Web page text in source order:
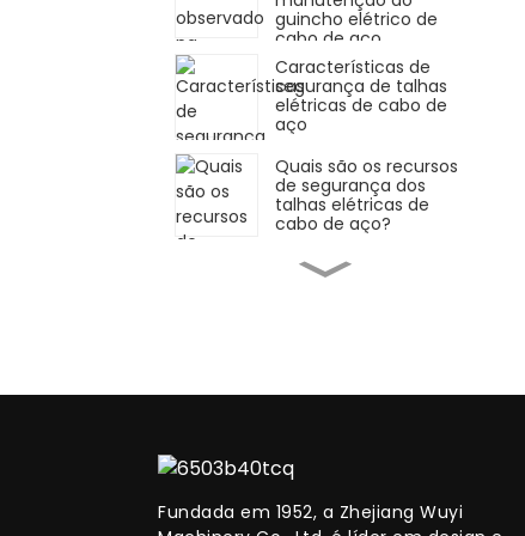
guincho elétrico de
cabo de aço
Características de
segurança de talhas
elétricas de cabo de
aço
Quais são os recursos
de segurança dos
talhas elétricas de
cabo de aço?
Análise de caso de
falha da trava de
segurança do guincho
Análise das regiões de
crescimento mais
mercado de talhas
Fundada em 1952, a Zhejiang Wuyi